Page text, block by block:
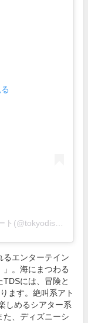
るエンターテイン
」。海にまつわる
には、冒険と
ます。絶叫系アト
しめるシアター系
た、ディズニーシ